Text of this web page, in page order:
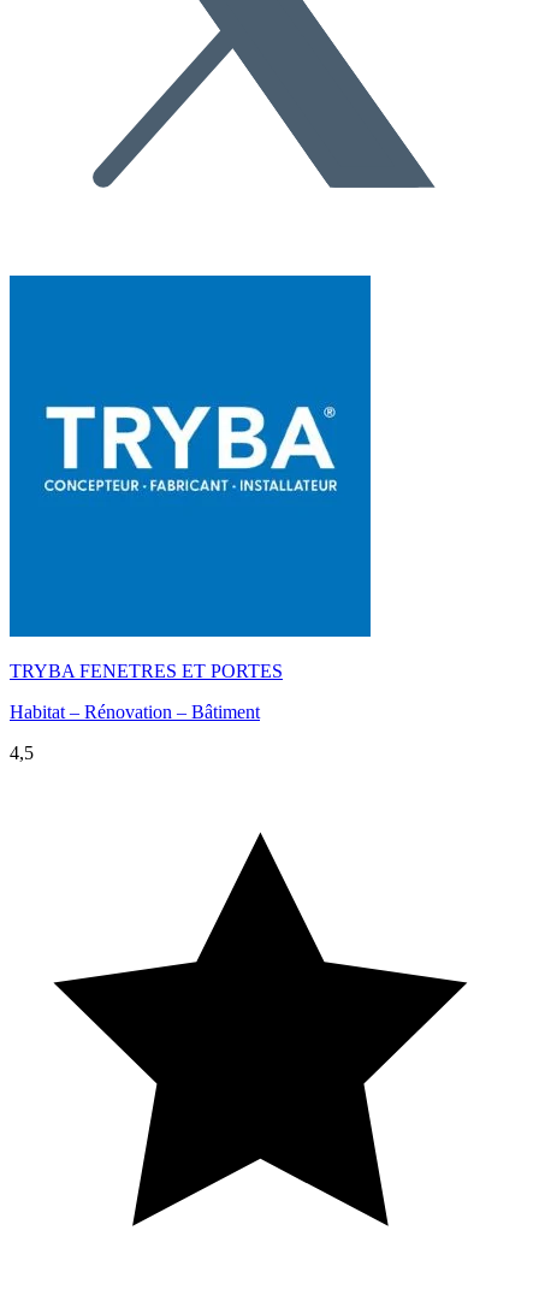
TRYBA FENETRES ET PORTES
Habitat – Rénovation – Bâtiment
4,5